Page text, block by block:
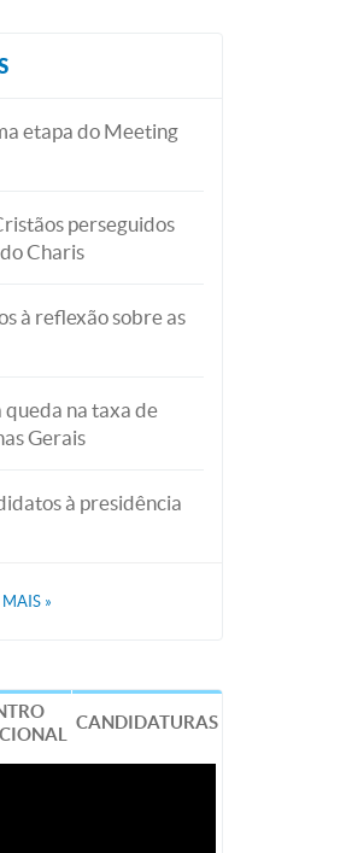
etapa do Meeting
perseguidos
Charis
à reflexão sobre as
na taxa de
Gerais
à presidência
»
CANDIDATURAS